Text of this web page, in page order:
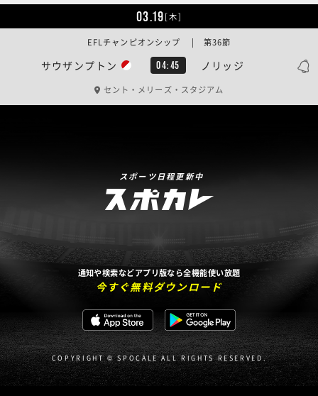
03.19[木]
サウザンプトン 04:45 ノリッジ
EFLチャンピオンシップ | 第36節
セント・メリーズ・スタジアム
スポーツ日程更新中
通知や検索などアプリ版なら全機能使い放題
今すぐ無料ダウンロード
COPYRIGHT © SPOCALE ALL RIGHTS RESERVED.